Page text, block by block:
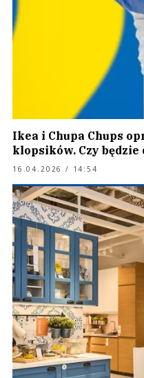
Ikea i Chupa Chups
klopsików. Czy będzie
16.04.2026 / 14:54